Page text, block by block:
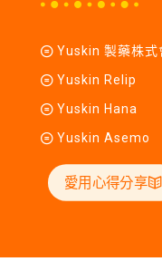
Yuskin 製藥株式
Yuskin Relip
Yuskin Hana
Yuskin Asemo
愛用心得分享